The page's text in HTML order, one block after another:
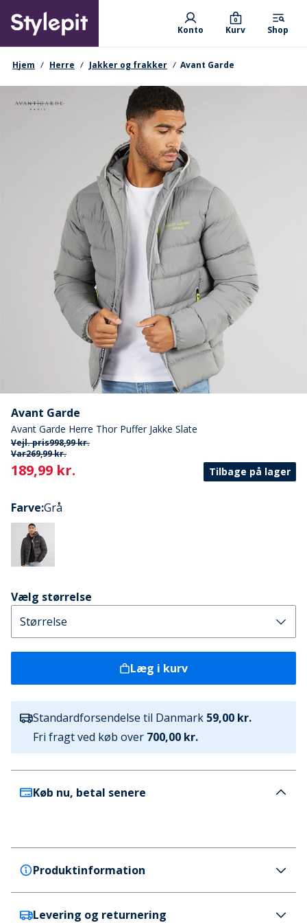
main
content
Primary departments
Konto Kurv
0
Shop
navigationssti
Hjem Herre Jakker og frakker Avant Garde
Avant Garde
Avant Garde Herre Thor Puffer Jakke Slate
Vejl. pris998,99 kr.
Var269,99 kr.
Current
189,99 kr. Tilbage på lager
Farve:Grå
Vælg størrelse
Læg i kurv
Standardforsendelse til Danmark 59,00 kr.
Fri fragt ved køb over 700,00 kr.
Køb nu, betal senere
Produktinformation
Avant Garde
Levering og returnering